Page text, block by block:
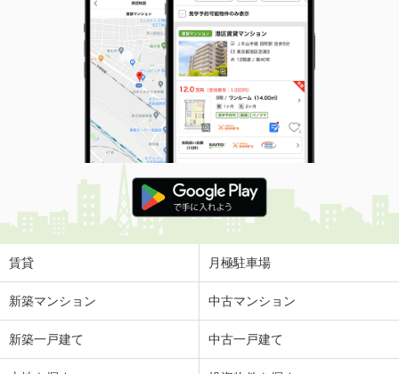
賃貸 月極駐車場
新築マンション 中古マンション
新築一戸建て 中古一戸建て